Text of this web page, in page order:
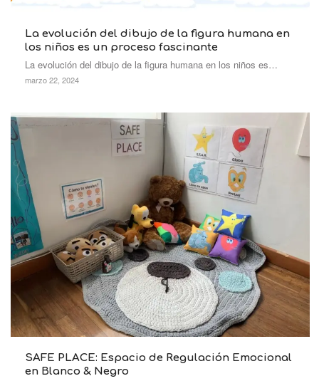
La evolución del dibujo de la figura humana en
los niños es un proceso fascinante
La evolución del dibujo de la figura humana en los niños es…
marzo 22, 2024
SAFE PLACE: Espacio de Regulación Emocional
en Blanco & Negro